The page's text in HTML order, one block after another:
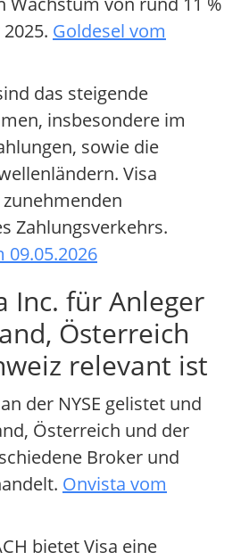
Goldesel vom
das steigende
insbesondere im
sowie die
Visa
Zahlungsverkehrs.
Inc. für Anleger
Österreich
relevant ist
der NYSE gelistet und
Österreich und der
Broker und
Onvista vom
bietet Visa eine